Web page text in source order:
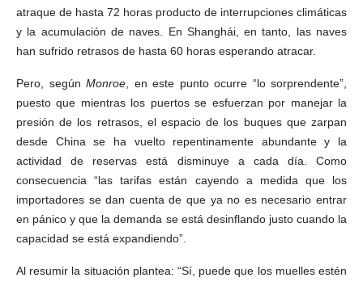
atraque de hasta 72 horas producto de interrupciones climáticas
y la acumulación de naves. En Shanghái, en tanto, las naves
han sufrido retrasos de hasta 60 horas esperando atracar.
Pero, según Monroe , en este punto ocurre “lo sorprendente”,
puesto que mientras los puertos se esfuerzan por manejar la
presión de los retrasos, el espacio de los buques que zarpan
desde China se ha vuelto repentinamente abundante y la
actividad de reservas está disminuye a cada día. Como
consecuencia “las tarifas están cayendo a medida que los
importadores se dan cuenta de que ya no es necesario entrar
en pánico y que la demanda se está desinflando justo cuando la
capacidad se está expandiendo”.
Al resumir la situación plantea: “Sí, puede que los muelles estén